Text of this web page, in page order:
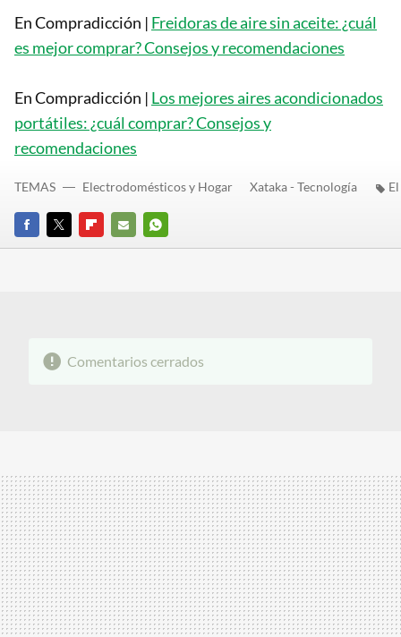
En Compradicción | Freidoras de aire sin aceite: ¿cuál
es mejor comprar? Consejos y recomendaciones
En Compradicción | Los mejores aires acondicionados
portátiles: ¿cuál comprar? Consejos y
recomendaciones
FACEBOOK
TWITTERFLIPBOARD
E-
WHATSAPP
TEMAS Electrodomésticos y Hogar Xataka - Tecnología
Comentarios cerrados